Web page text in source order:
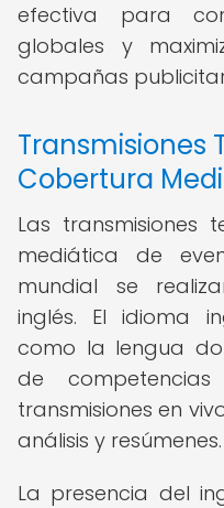
efectiva para
globales y
campañas
Transmisiones
Cobertura
Las transmisiones
mediática de
mundial se
inglés. El idioma
como la lengua
de
transmisiones en
análisis y resúmenes.
La presencia del